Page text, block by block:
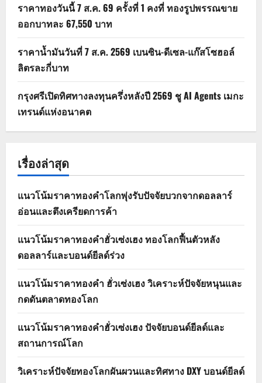
ราคาทองวันนี้ 7 ส.ค. 69 ครั้งที่ 1 คงที่ ทองรูปพรรณขาย
ออกบาทละ 67,550 บาท
ราคาน้ำมันวันที่ 7 ส.ค. 2569 เบนซิน-ดีเซล-แก๊สโซฮอล์
ลิตรละกี่บาท
กรุงศรีเปิดทิศทางลงทุนครึ่งหลังปี 2569 ชู AI Agents เมกะ
เทรนด์แห่งอนาคต
เรื่องล่าสุด
แนวโน้มราคาทองคำโลกพุ่งรับปัจจัยบวกจากดอลลาร์
อ่อนและตึงเครียดการค้า
แนวโน้มราคาทองคำฮั่วเซ่งเฮง ทองโลกฟื้นตัวหลัง
ดอลลาร์และบอนด์ยีลด์ร่วง
แนวโน้มราคาทองคำ ฮั่วเซ่งเฮง วิเคราะห์ปัจจัยหนุนและ
กดดันตลาดทองโลก
แนวโน้มราคาทองคำฮั่วเซ่งเฮง ปัจจัยบอนด์ยีลด์และ
สถานการณ์โลก
วิเคราะห์ปัจจัยทองโลกผันผวนและทิศทาง DXY บอนด์ยีลด์